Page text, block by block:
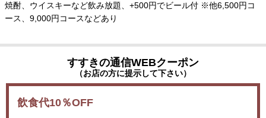
焼酎、ウイスキーなど飲み放題、+500円でビール付 ※他6,500円コ
ース、9,000円コースなどあり
すすきの通信WEBクーポン
（お店の方に提示して下さい）
飲食代10％OFF